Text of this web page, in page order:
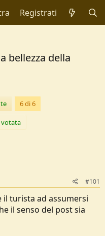
Registrati
bellezza della
6 di 6
votata
#101
il turista ad assumersi
il senso del post sia